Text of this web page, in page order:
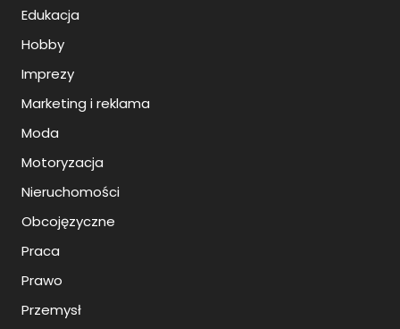
Edukacja
Hobby
Imprezy
Marketing i reklama
Moda
Motoryzacja
Nieruchomości
Obcojęzyczne
Praca
Prawo
Przemysł